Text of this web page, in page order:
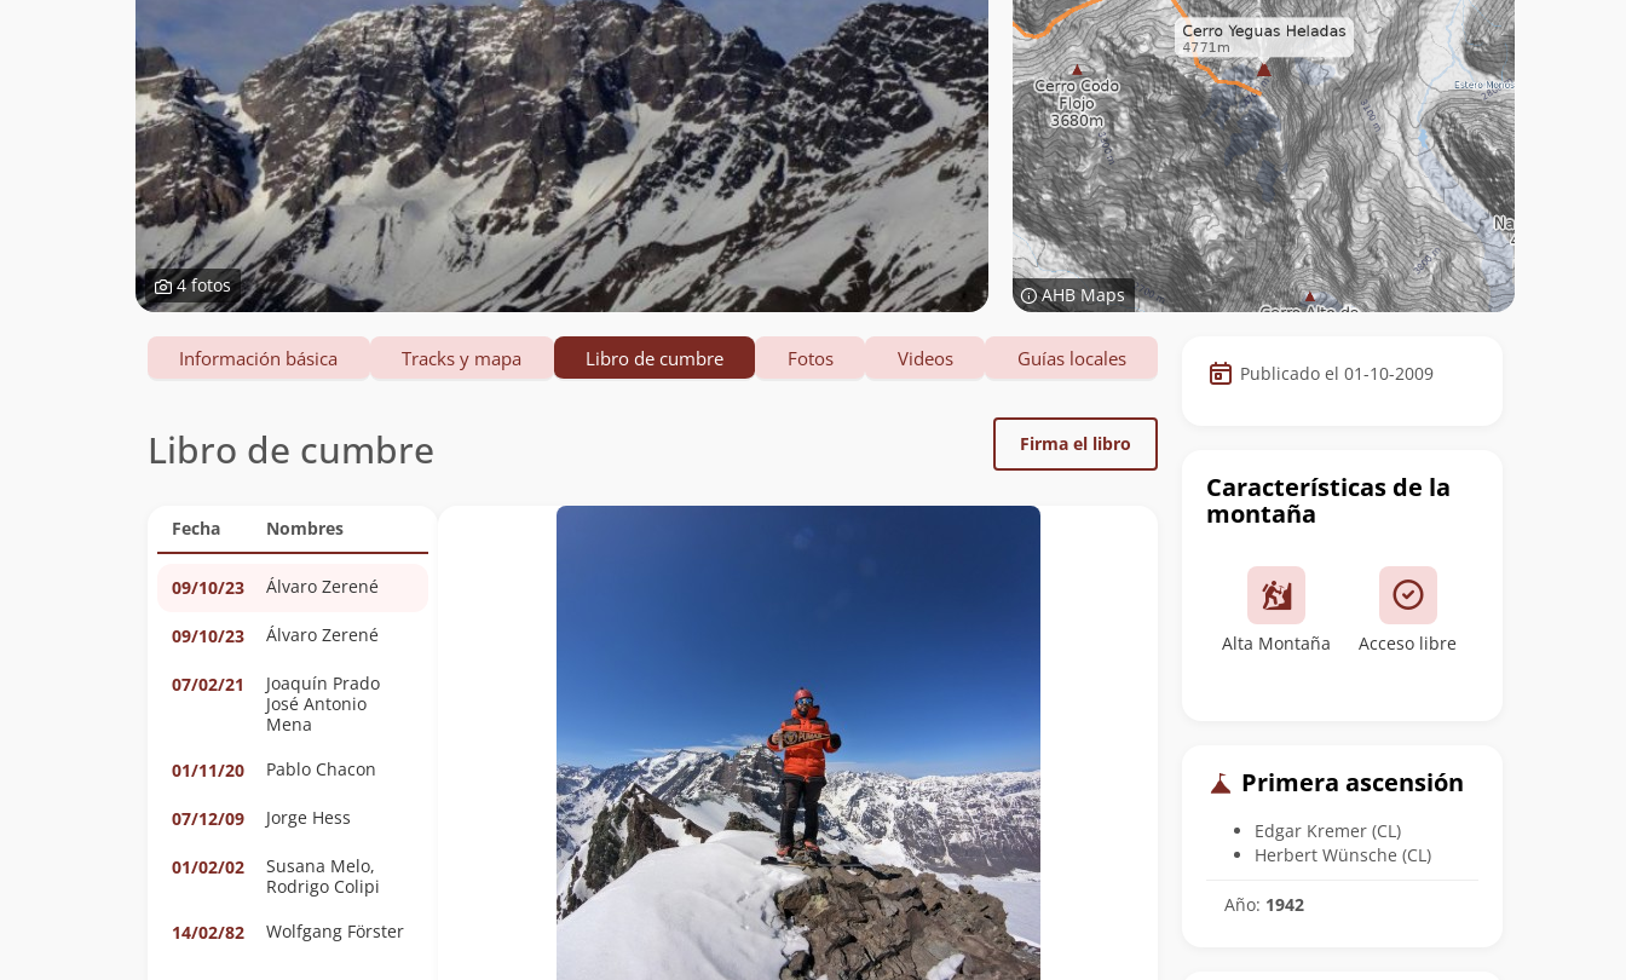
4 fotos AHB Maps
Datos
de
cumbre
Publicado el 01-10-2009
Características de la
montaña
Alta Montaña Acceso libre
Primera ascensión
Edgar Kremer (CL)
Herbert Wünsche (CL)
Año: 1942
Información básica Tracks y mapa Libro de cumbre Fotos Videos Guías locales
Libro de cumbre Firma el libro
Fecha Nombres
09/10/23 Álvaro Zerené
09/10/23 Álvaro Zerené
07/02/21
Joaquín Prado
José Antonio
Mena
01/11/20
Pablo Chacon
07/12/09 Jorge Hess
01/02/02
Susana Melo,
Rodrigo Colipi
14/02/82
Wolfgang Förster